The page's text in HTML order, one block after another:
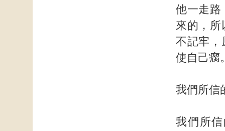
他一走路
來的，所
不記牢，
使自己瘸
我們所信
我們所